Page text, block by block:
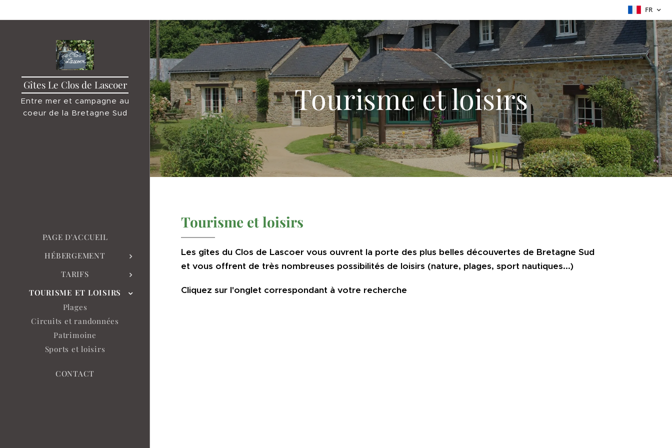
FR
Gîtes Le Clos de Lascoer
Entre mer et campagne au
coeur de la Bretagne Sud
PAGE D'ACCUEIL
HÉBERGEMENT
TARIFS
TOURISME ET LOISIRS
Plages
Circuits et randonnées
Patrimoine
Sports et loisirs
CONTACT
Tourisme et loisirs
Tourisme et loisirs
Les gîtes du Clos de Lascoer vous ouvrent la porte des plus belles découvertes de Bretagne Sud
et vous offrent de très nombreuses possibilités de loisirs (nature, plages, sport nautiques...)
Cliquez sur l'onglet correspondant à votre recherche